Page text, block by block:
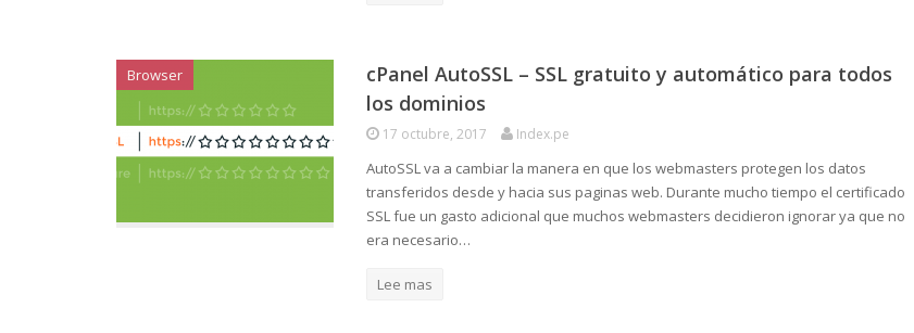
Browser
cPanel AutoSSL – SSL gratuito y automático para todos
los dominios
17 octubre, 2017 Index.pe
AutoSSL va a cambiar la manera en que los webmasters protegen los datos
transferidos desde y hacia sus paginas web. Durante mucho tiempo el certificado
SSL fue un gasto adicional que muchos webmasters decidieron ignorar ya que no
era necesario…
Lee mas